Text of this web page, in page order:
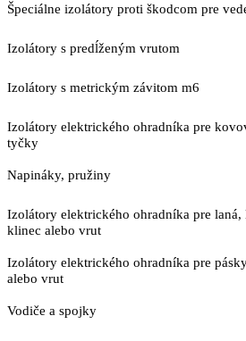
Špeciálne izolátory proti škodcom pre
Izolátory s predĺženým vrutom
Izolátory s metrickým závitom m6
Izolátory elektrického ohradníka pre
tyčky
Napináky, pružiny
Izolátory elektrického ohradníka pre
klinec alebo vrut
Izolátory elektrického ohradníka pre
alebo vrut
Vodiče a spojky